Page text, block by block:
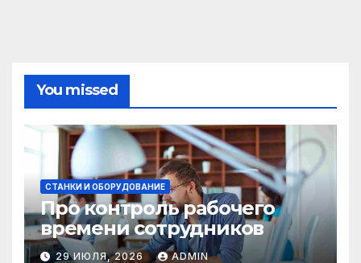
You missed
СТАНКИ И ОБОРУДОВАНИЕ
Про контроль рабочего
времени сотрудников
29 ИЮЛЯ, 2026 ADMIN